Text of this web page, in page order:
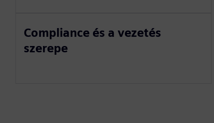
Compliance és a vezetés
szerepe